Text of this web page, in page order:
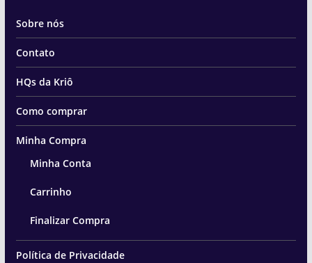
Sobre nós
Contato
HQs da Kriô
Como comprar
Minha Compra
Minha Conta
Carrinho
Finalizar Compra
Política de Privacidade